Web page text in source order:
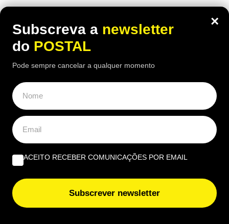
A marca Sporting em todo o mundo está a crescer atrás
de Ronaldo | Por Paulo Freitas do Amaral
Do amor ao ódio vai apenas um passo | Por Henrique
Dias Freire
Albufeira, trânsito, ruído e equilíbrio | Por António
Nóbrega
EUROPE DIRECT ALGARVE
Nova taxa em compras online ‘apanha’ europeus de
surpresa: União Europeia esclarece quem não deve
×
Subscreva a newsletter
do POSTAL
Pode sempre cancelar a qualquer momento
ACEITO RECEBER COMUNICAÇÕES POR EMAIL
Subscrever newsletter